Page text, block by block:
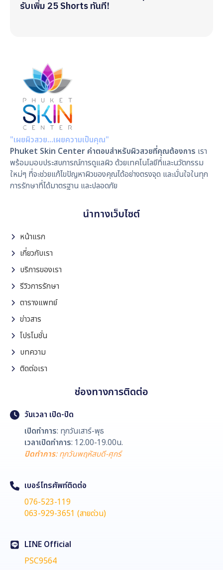
รับเพิ่ม 25 Shorts ทันที!
"เผยผิวสวย…เผยความเป็นคุณ"
Phuket Skin Center คำตอบสำหรับผิวสวยที่คุณต้องการ เรา
พร้อมมอบประสบการณ์การดูแลผิว ด้วยเทคโนโลยีที่และนวัตกรรม
ใหม่ๆ ที่จะช่วยแก้ไขปัญหาผิวของคุณได้อย่างตรงจุด และมั่นใจในทุก
การรักษาที่ได้มาตรฐาน และปลอดภัย
นำทางเว็บไซต์
หน้าแรก
เกี่ยวกับเรา
บริการของเรา
รีวิวการรักษา
ตารางแพทย์
ข่าวสาร
โปรโมชั่น
บทความ
ติดต่อเรา
ช่องทางการติดต่อ
วันเวลา เปิด-ปิด
เปิดทำการ: ทุกวันเสาร์-พุธ
เวลาเปิดทำการ: 12.00-19.00น.
ปิดทำการ: ทุกวันพฤหัสบดี-ศุกร์
เบอร์โทรศัพท์ติดต่อ
076-523-119
063-929-3651 (สายด่วน)
LINE Official
PSC9564